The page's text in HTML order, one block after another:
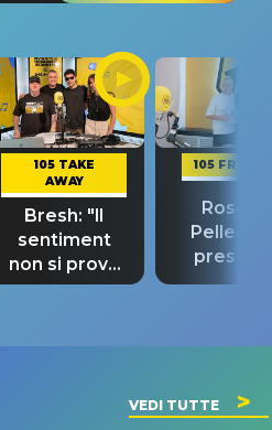
105 TAKE
AWAY
Bresh: "Il
sentiment
non si prova
fino alla notte
105
Rosario
“Così
VEDI TUTTE